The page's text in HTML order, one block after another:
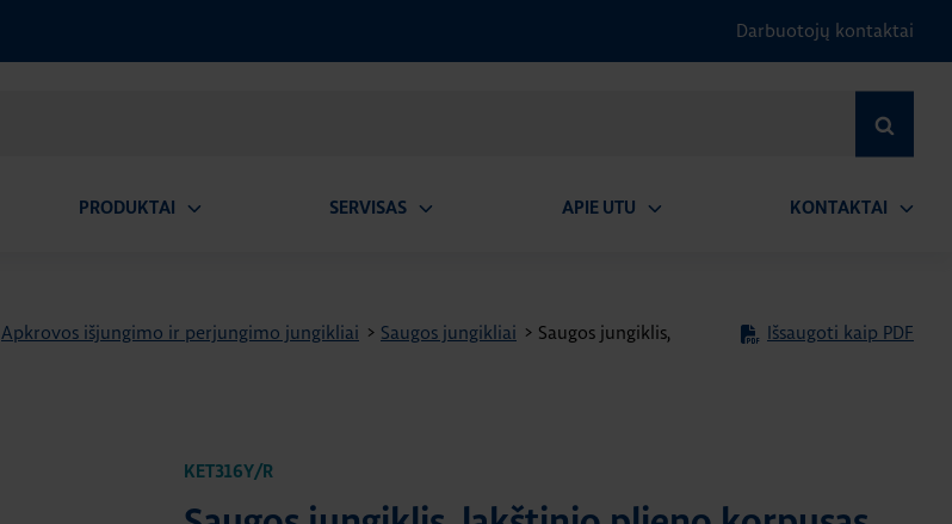
Darbuotojų kontaktai
PRODUKTAI SERVISAS APIE UTU KONTAKTAI
Apkrovos išjungimo ir perjungimo jungikliai > Saugos jungikliai > Saugos jungiklis,
Išsaugoti kaip PDF
KET316Y/R